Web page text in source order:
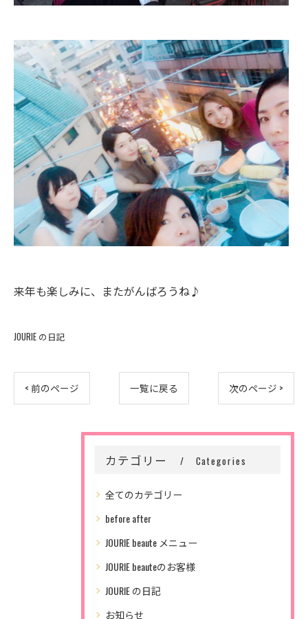
来年も楽しみに、またがんばろうね♪
JOURIE の日記
< 前のページ 一覧に戻る 次のページ >
カテゴリー Categories
全てのカテゴリー
before after
JOURIE beaute メニュー
JOURIE beauteのお客様
JOURIE の日記
お知らせ